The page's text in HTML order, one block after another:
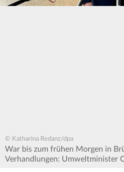
© Katharina Redanz/dpa
War bis zum frühen Morgen in
Verhandlungen: Umweltminister